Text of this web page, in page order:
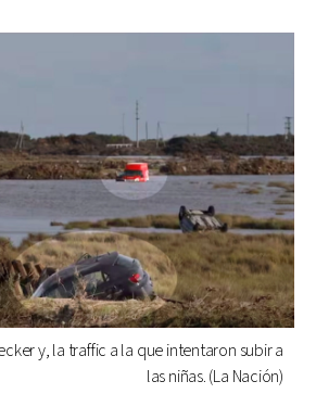
y, la traffic a la que intentaron subir a
las niñas. (La Nación)